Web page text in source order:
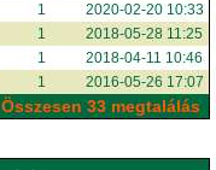
1
2020-02-20 10:33
1
2018-05-28 11:25
1
2018-04-11 10:46
1 2016-05-26 17:07
Összesen 33 megtalálás